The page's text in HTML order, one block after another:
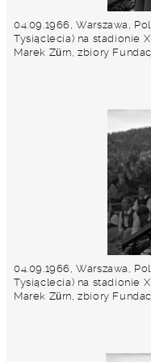
04.09.1966, Warszawa,
Tysiąclecia) na stadionie
Marek Zürn, zbiory
04.09.1966, Warszawa,
Tysiąclecia) na stadionie
Marek Zürn, zbiory